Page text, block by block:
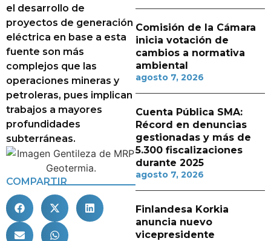
el desarrollo de
proyectos de generación
eléctrica en base a esta
fuente son más
complejos que las
operaciones mineras y
petroleras, pues implican
trabajos a mayores
profundidades
subterráneas.
COMPARTIR
Comisión de la Cámara
inicia votación de
cambios a normativa
ambiental
agosto 7, 2026
Cuenta Pública SMA:
Récord en denuncias
gestionadas y más de
5.300 fiscalizaciones
durante 2025
agosto 7, 2026
Finlandesa Korkia
anuncia nuevo
vicepresidente